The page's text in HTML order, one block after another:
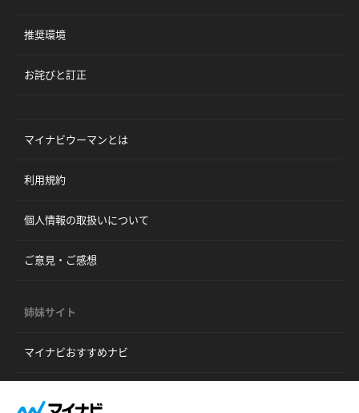
推奨環境
お詫びと訂正
マイナビウーマンとは
利用規約
個人情報の取扱いについて
ご意見・ご感想
姉妹サイト
マイナビおすすめナビ